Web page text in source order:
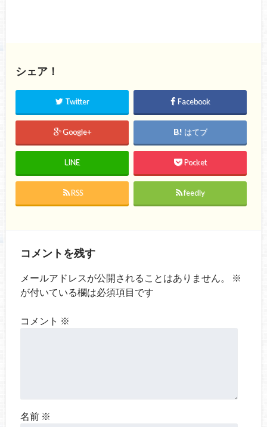
シェア！
Twitter Facebook
Google+ はてブ
LINE Pocket
RSS feedly
コメントを残す
メールアドレスが公開されることはありません。
※
が付いている欄は必須項目です
コメント ※
名前 ※